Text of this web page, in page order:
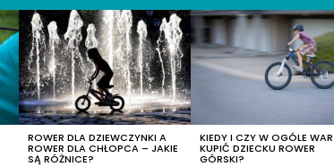
ROWER DLA DZIEWCZYNKI A
ROWER DLA CHŁOPCA – JAKIE
SĄ RÓŻNICE?
KIEDY I CZY W OGÓLE
KUPIĆ DZIECKU ROWER
GÓRSKI?